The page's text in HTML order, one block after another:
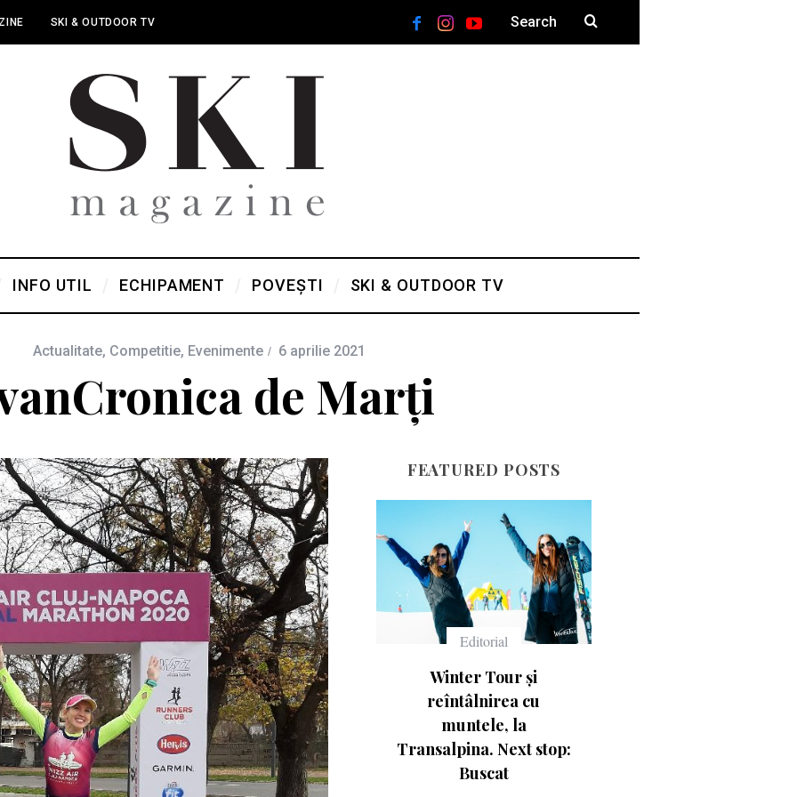
SKI & OUTDOOR TV
INFO UTIL ECHIPAMENT POVEȘTI SKI & OUTDOOR TV
Actualitate, Competitie, Evenimente 6 aprilie 2021
de Marți
FEATURED POSTS
Echipament
Salomon Pioneer
Visor
Editorial
Winter Tour și
reîntâlnirea cu
muntele, la
Transalpina. Next stop:
Buscat
Echipament
Ce înseamnă numerele
de pe schiuri